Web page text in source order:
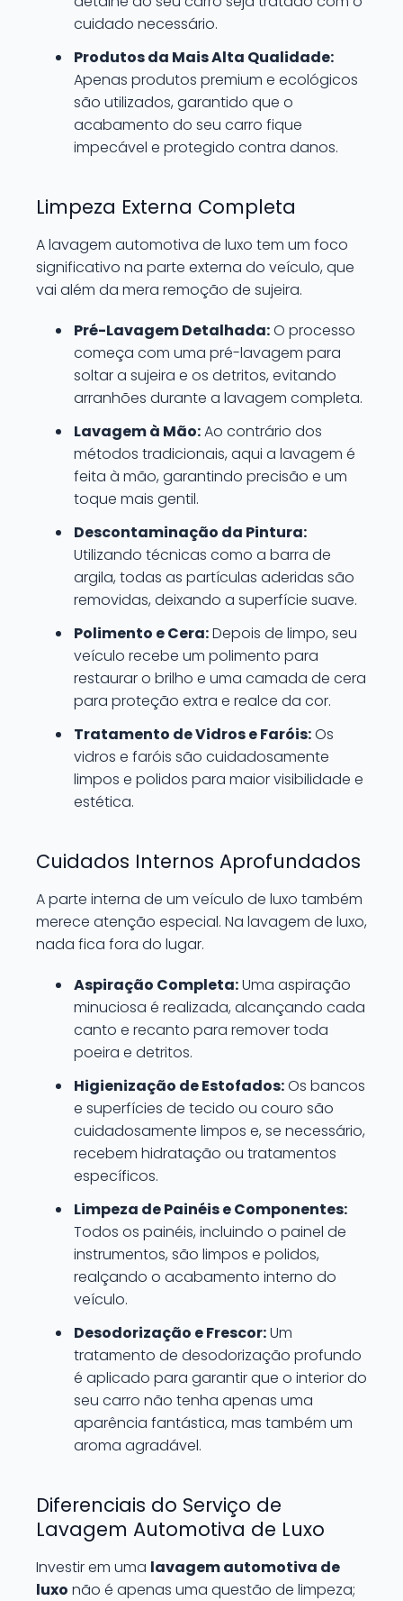
cuidado necessário.
Produtos da Mais Alta Qualidade:
Apenas produtos premium e ecológicos
são utilizados, garantido que o
acabamento do seu carro fique
impecável e protegido contra danos.
Limpeza Externa Completa
A lavagem automotiva de luxo tem um foco
significativo na parte externa do veículo, que
vai além da mera remoção de sujeira.
Pré-Lavagem Detalhada:O processo
começa com uma pré-lavagem para
soltar a sujeira e os detritos, evitando
arranhões durante a lavagem completa.
Lavagem à Mão:Ao contrário dos
métodos tradicionais, aqui a lavagem é
feita à mão, garantindo precisão e um
toque mais gentil.
Descontaminação da Pintura:
Utilizando técnicas como a barra de
argila, todas as partículas aderidas são
removidas, deixando a superfície suave.
Polimento e Cera:Depois de limpo, seu
veículo recebe um polimento para
restaurar o brilho e uma camada de cera
para proteção extra e realce da cor.
Tratamento de Vidros e Faróis:Os
vidros e faróis são cuidadosamente
limpos e polidos para maior visibilidade e
estética.
Cuidados Internos Aprofundados
A parte interna de um veículo de luxo também
merece atenção especial. Na lavagem de luxo,
nada fica fora do lugar.
Aspiração Completa:Uma aspiração
minuciosa é realizada, alcançando cada
canto e recanto para remover toda
poeira e detritos.
Higienização de Estofados:Os bancos
e superfícies de tecido ou couro são
cuidadosamente limpos e, se necessário,
recebem hidratação ou tratamentos
específicos.
Limpeza de Painéis e Componentes:
Todos os painéis, incluindo o painel de
instrumentos, são limpos e polidos,
realçando o acabamento interno do
veículo.
Desodorização e Frescor:Um
tratamento de desodorização profundo
é aplicado para garantir que o interior do
seu carro não tenha apenas uma
aparência fantástica, mas também um
aroma agradável.
Diferenciais do Serviço de
Lavagem Automotiva de Luxo
Investir em uma lavagem automotiva de
luxo não é apenas uma questão de limpeza;